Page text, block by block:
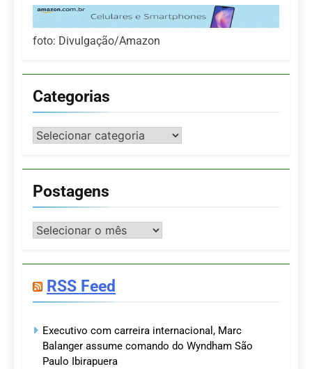
foto: Divulgação/Amazon
Categorias
Categorias
Postagens
Postagens
RSS Feed
Executivo com carreira internacional, Marc
Balanger assume comando do Wyndham São
Paulo Ibirapuera